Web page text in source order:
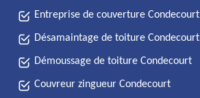
Entreprise de couverture Condecourt
Désamaintage de toiture Condecourt
Démoussage de toiture Condecourt
Couvreur zingueur Condecourt